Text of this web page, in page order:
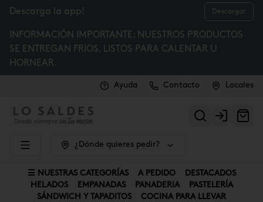
Descarga la app! Descargar
INFORMACIÓN IMPORTANTE: NUESTROS PRODUCTOS
SE ENTREGAN FRIOS, LISTOS PARA CALENTAR U
HORNEAR.
Ayuda Contacto Locales
Login
¿Dónde quieres pedir?
☰ NUESTRAS CATEGORÍAS A PEDIDO
DESTACADOS
HELADOS
EMPANADAS PANADERIA
PASTELERÍA
SÁNDWICH Y TAPADITOS
COCINA PARA LLEVAR